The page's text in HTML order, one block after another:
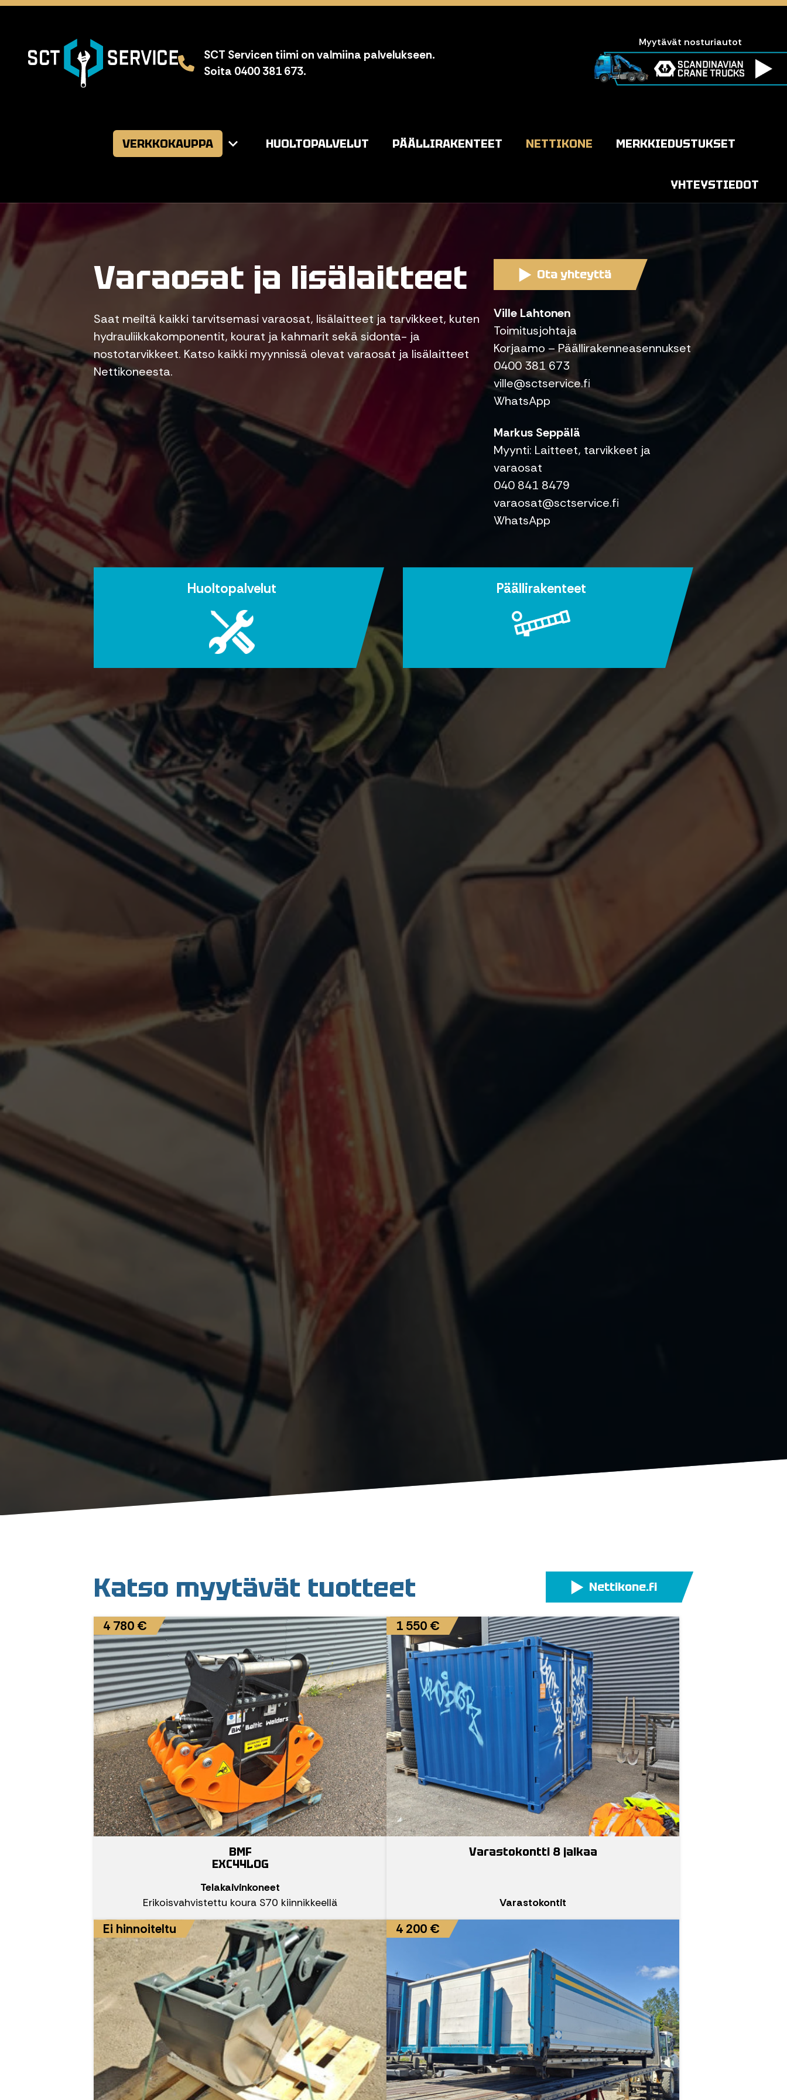
SCT Servicen tiimi on valmiina palvelukseen.
Soita 0400 381 673.
Myytävät nosturiautot
VERKKOKAUPPA HUOLTOPALVELUT PÄÄLLIRAKENTEET NETTIKONE MERKKIEDUSTUKSET
YHTEYSTIEDOT
Varaosat ja lisälaitteet
Saat meiltä kaikki tarvitsemasi varaosat, lisälaitteet ja tarvikkeet, kuten
hydrauliikkakomponentit, kourat ja kahmarit sekä sidonta- ja
nostotarvikkeet. Katso kaikki myynnissä olevat varaosat ja lisälaitteet
Nettikoneesta.
Ota yhteyttä
Ville Lahtonen
Toimitusjohtaja
Korjaamo – Päällirakenneasennukset
0400 381 673
ville@sctservice.fi
WhatsApp
Markus Seppälä
Myynti: Laitteet, tarvikkeet ja
varaosat
040 841 8479
varaosat@sctservice.fi
WhatsApp
Huoltopalvelut Päällirakenteet
Katso myytävät tuotteet Nettikone.fi
4 780 €
BMF
EXC44LOG
Telakaivinkoneet
Erikoisvahvistettu koura S70 kiinnikkeellä
1 550 €
Varastokontti 8 jalkaa
Varastokontit
Ei hinnoiteltu 4 200 €